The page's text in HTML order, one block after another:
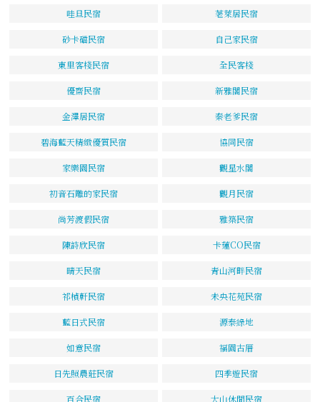
哇旦民宿 荖萊居民宿
砂卡礑民宿 自己家民宿
東里客棧民宿 全民客棧
優齋民宿 新雅閣民宿
金澤居民宿 秦老爹民宿
碧海藍天精緻優質民宿 協同民宿
家樂園民宿 觀星水閣
初音石雕的家民宿 觀月民宿
尚芳渡假民宿 雅築民宿
陳詩欣民宿 卡蓮CO民宿
晴天民宿 青山河畔民宿
祁楨軒民宿 未央花苑民宿
藍日式民宿 源泰綠地
如意民宿 福園古厝
日先照農莊民宿 四季遊民宿
百合民宿 大山休閒民宿